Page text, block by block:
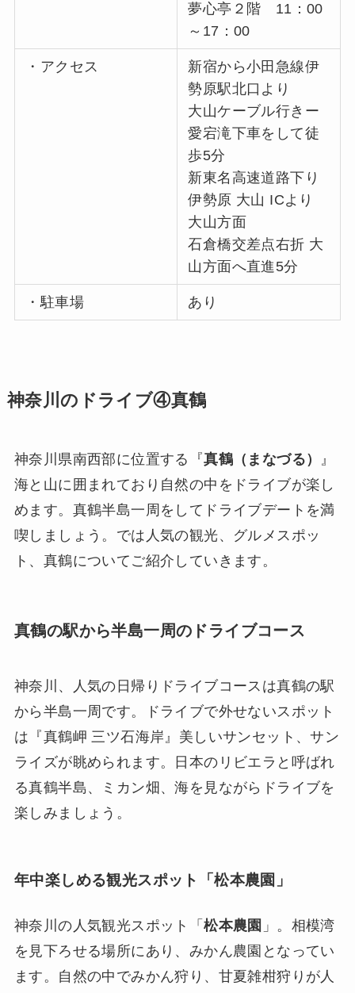
夢心亭２階 11：00
～17：00
・アクセス
新宿から小田急線伊
勢原駅北口より
大山ケーブル行きー
愛宕滝下車をして徒
歩5分
新東名高速道路下り
伊勢原 大山 ICより
大山方面
石倉橋交差点右折 大
山方面へ直進5分
・駐車場 あり
神奈川のドライブ④真鶴
神奈川県南西部に位置する『真鶴（まなづる） 』
海と山に囲まれており自然の中をドライブが楽し
めます。真鶴半島一周をしてドライブデートを満
喫しましょう。では人気の観光、グルメスポッ
ト、真鶴についてご紹介していきます。
真鶴の駅から半島一周のドライブコース
神奈川、人気の日帰りドライブコースは真鶴の駅
から半島一周です。ドライブで外せないスポット
は『真鶴岬 三ツ石海岸』美しいサンセット、サン
ライズが眺められます。日本のリビエラと呼ばれ
る真鶴半島、ミカン畑、海を見ながらドライブを
楽しみましょう。
年中楽しめる観光スポット「松本農園」
神奈川の人気観光スポット「松本農園 」。相模湾
を見下ろせる場所にあり、みかん農園となってい
ます。自然の中でみかん狩り、甘夏雑柑狩りが人